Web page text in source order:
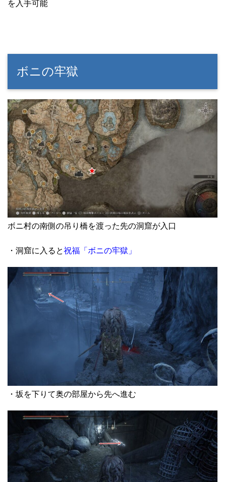
を入手可能
ボニの牢獄
ボニ村の南側の吊り橋を渡った先の洞窟が入口
・洞窟に入ると祝福「ボニの牢獄」
・坂を下りて奥の部屋から先へ進む